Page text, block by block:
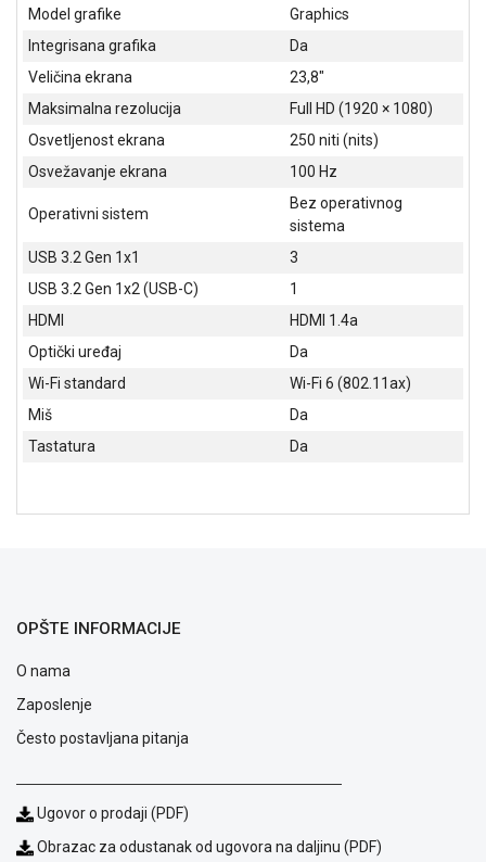
MATERIJAL
KUĆU
ŠKOLSKI
PRIBOR
BICIKLE
FITNES
BAŠTA
KRIPTO
IGRAČKE
Model grafike
Graphics
Integrisana grafika
Da
Veličina ekrana
23,8"
Maksimalna rezolucija
Full HD (1920 × 1080)
Osvetljenost ekrana
250 niti (nits)
Osvežavanje ekrana
100 Hz
Operativni sistem
Bez operativnog
sistema
USB 3.2 Gen 1x1
3
USB 3.2 Gen 1x2 (USB-C)
1
HDMI
HDMI 1.4a
Optički uređaj
Da
Wi-Fi standard
Wi-Fi 6 (802.11ax)
Miš
Da
Tastatura
Da
OPŠTE INFORMACIJE
O nama
Zaposlenje
Često postavljana pitanja
Ugovor o prodaji (PDF)
Obrazac za odustanak od ugovora na daljinu (PDF)